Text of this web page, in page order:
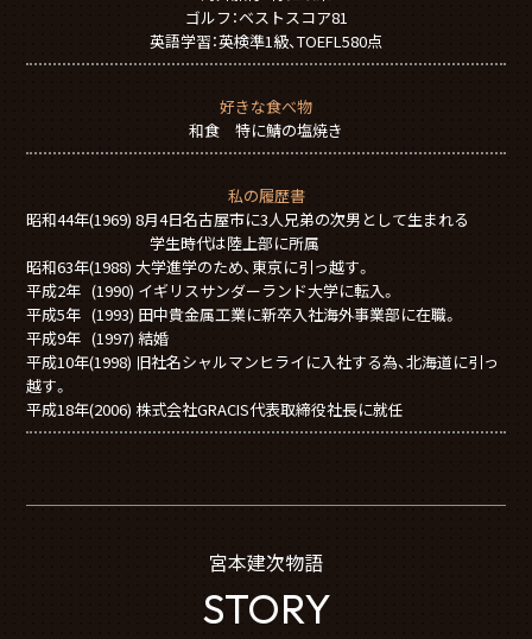
ゴルフ：ベストスコア81
英語学習：英検準1級、TOEFL580点
好きな食べ物
和食 特に鯖の塩焼き
私の履歴書
昭和44年(1969) 8月4日名古屋市に3人兄弟の次男として生まれる
学生時代は陸上部に所属
昭和63年(1988) 大学進学のため、東京に引っ越す。
平成2年 (1990) イギリスサンダーランド大学に転入。
平成5年 (1993) 田中貴金属工業に新卒入社海外事業部に在職。
平成9年 (1997) 結婚
平成10年(1998) 旧社名シャルマンヒライに入社する為、北海道に引っ
越す。
平成18年(2006) 株式会社GRACIS代表取締役社長に就任
宮本建次物語
STORY